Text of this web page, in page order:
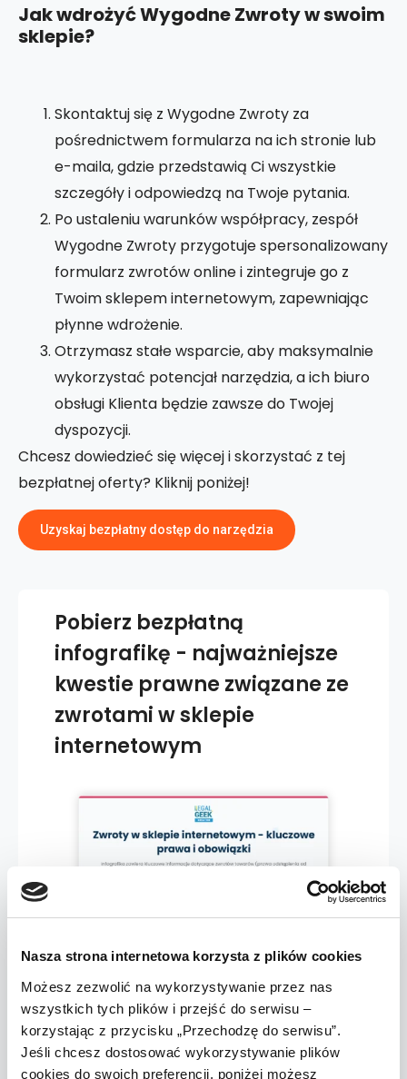
Nasza strona internetowa korzysta z plików cookies
Możesz zezwolić na wykorzystywanie przez nas
wszystkich tych plików i przejść do serwisu –
korzystając z przycisku „Przechodzę do serwisu”.
Jeśli chcesz dostosować wykorzystywanie plików
cookies do swoich preferencji, poniżej możesz
Jak wdrożyć Wygodne Zwroty w swoim
sklepie?
Skontaktuj się z Wygodne Zwroty za
pośrednictwem formularza na ich stronie lub
e-maila, gdzie przedstawią Ci wszystkie
szczegóły i odpowiedzą na Twoje pytania.
Po ustaleniu warunków współpracy, zespół
Wygodne Zwroty przygotuje spersonalizowany
formularz zwrotów online i zintegruje go z
Twoim sklepem internetowym, zapewniając
płynne wdrożenie.
Otrzymasz stałe wsparcie, aby maksymalnie
wykorzystać potencjał narzędzia, a ich biuro
obsługi Klienta będzie zawsze do Twojej
dyspozycji.
Chcesz dowiedzieć się więcej i skorzystać z tej
bezpłatnej oferty? Kliknij poniżej!
Uzyskaj bezpłatny dostęp do narzędzia
Pobierz bezpłatną
infografikę - najważniejsze
kwestie prawne związane ze
zwrotami w sklepie
internetowym